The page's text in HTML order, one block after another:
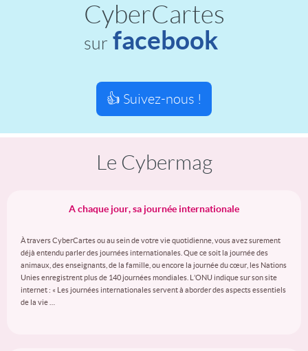
CyberCartes
sur facebook
👍 Suivez-nous !
Le Cybermag
A chaque jour, sa journée internationale
À travers CyberCartes ou au sein de votre vie quotidienne, vous avez surement
déjà entendu parler des journées internationales. Que ce soit la journée des
animaux, des enseignants, de la famille, ou encore la journée du cœur, les Nations
Unies enregistrent plus de 140 journées mondiales. L’ONU indique sur son site
internet : « Les journées internationales servent à aborder des aspects essentiels
de la vie …